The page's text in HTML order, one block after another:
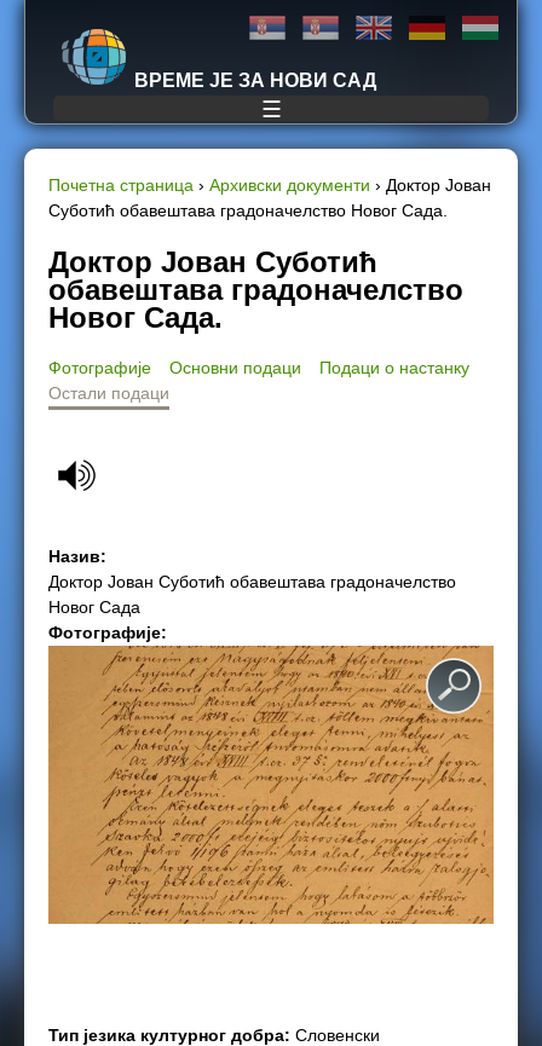
Jump to navigation
ВРЕМЕ ЈЕ ЗА НОВИ САД
☰
Y
o
u
a
e
e
r
Почетна страница › Архивски документи › Доктор Јован
Суботић обавештава градоначелство Новог Сада.
Доктор Јован Суботић
обавештава градоначелство
Новог Сада.
Фотографије Основни подаци
Подаци о настанку
Остали подаци
Назив:
Доктор Јован Суботић обавештава градоначелство
Новог Сада
Фотографије:
Тип језика културног добра: Словенски